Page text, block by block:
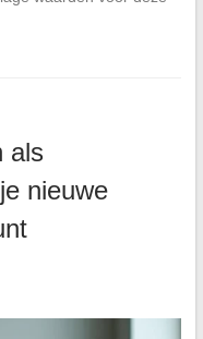
als
nieuwe